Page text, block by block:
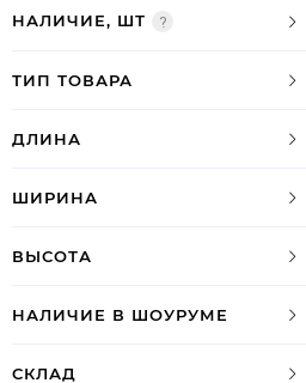
НАЛИЧИЕ, ШТ
ТИП ТОВАРА
ДЛИНА
ШИРИНА
ВЫСОТА
НАЛИЧИЕ В ШОУРУМЕ
СКЛАД